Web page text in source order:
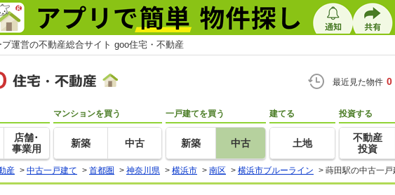
プ運営の不動産総合サイト goo住宅・不動産
最近見た物件 0
店舗･
事業用
マンションを買う
新築 中古
一戸建てを買う
新築 中古
建てる
土地
投資する
不動産
投資
産 > 中古一戸建て > 首都圏 > 神奈川県 > 横浜市 > 南区 > 横浜市ブルーライン > 蒔田駅の中古一